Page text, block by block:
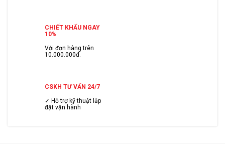
CHIẾT KHẤU NGAY
10%
Với đơn hàng trên
10.000.000đ.
CSKH TƯ VẤN 24/7
✓ Hỗ trợ kỹ thuật lắp
đặt vận hành